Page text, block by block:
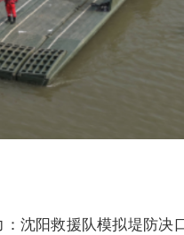
沈阳救援队模拟堤防